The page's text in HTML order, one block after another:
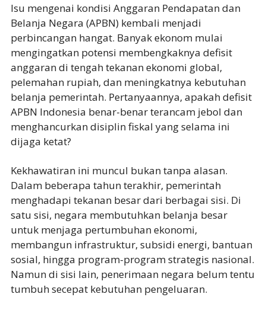
Isu mengenai kondisi Anggaran Pendapatan dan
Belanja Negara (APBN) kembali menjadi
perbincangan hangat. Banyak ekonom mulai
mengingatkan potensi membengkaknya defisit
anggaran di tengah tekanan ekonomi global,
pelemahan rupiah, dan meningkatnya kebutuhan
belanja pemerintah. Pertanyaannya, apakah defisit
APBN Indonesia benar-benar terancam jebol dan
menghancurkan disiplin fiskal yang selama ini
dijaga ketat?
Kekhawatiran ini muncul bukan tanpa alasan.
Dalam beberapa tahun terakhir, pemerintah
menghadapi tekanan besar dari berbagai sisi. Di
satu sisi, negara membutuhkan belanja besar
untuk menjaga pertumbuhan ekonomi,
membangun infrastruktur, subsidi energi, bantuan
sosial, hingga program-program strategis nasional.
Namun di sisi lain, penerimaan negara belum tentu
tumbuh secepat kebutuhan pengeluaran.